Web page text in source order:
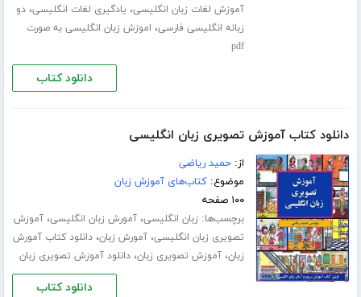
آموزش لغات زبان انگلیسی، یادگیری لغات انگلیسی،دو
زبانه انگلیسی فارسی، اموزش زبان انگلیسی به صورت
pdf
دانلود کتاب
دانلود کتاب آموزش تصویری زبان انگلیسی
از:حمید ریاضی
موضوع:کتاب‌های آموزش زبان
۱۰۰ صفحه
برچسب‌ها: زبان انگلیسی،آمورش زبان انگلیسی،آموزش
تصویری زبان انگلیسی،آمورش زبان،دانلود کتاب آمورش
زبان،آموزش تصویری زبان،دانلود آموزش تصویری زبان
دانلود کتاب